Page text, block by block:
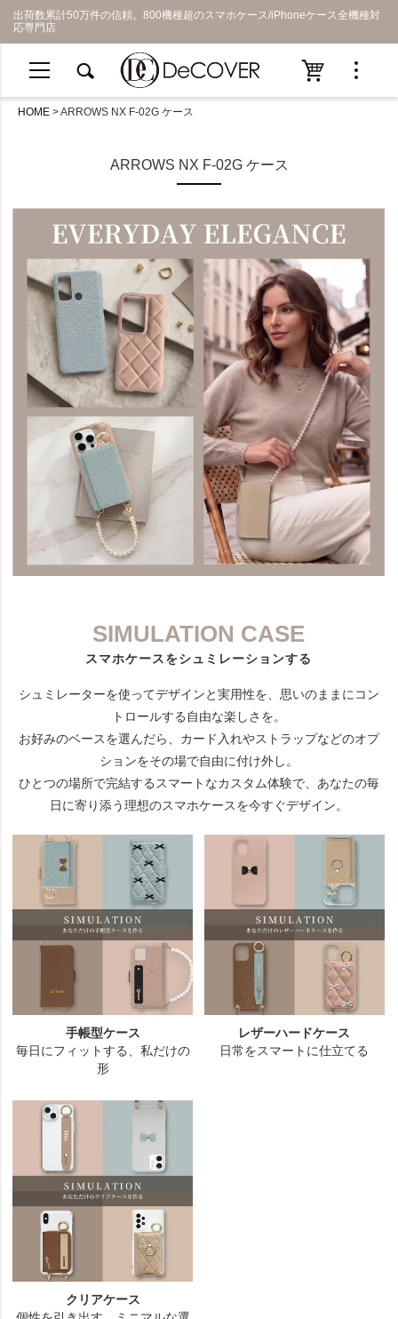
出荷数累計50万件の信頼。800機種超のスマホケース/iPhoneケース全機種対
応専門店
HOME ARROWS NX F-02G ケース
ARROWS NX F-02G ケース